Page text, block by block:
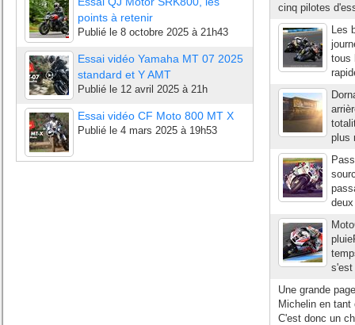
points à retenir
Publié le 8 octobre 2025 à 21h43
Essai vidéo Yamaha MT 07 2025
standard et Y AMT
Publié le 12 avril 2025 à 21h
Essai vidéo CF Moto 800 MT X
Publié le 4 mars 2025 à 19h53
cinq pilotes
Les
tous
plus
s'est
Une grande
Michelin en
C'est donc un